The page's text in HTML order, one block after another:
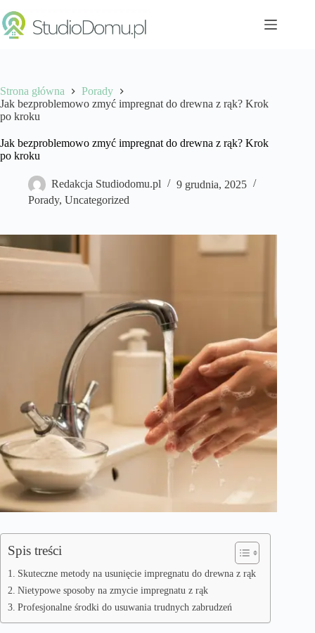
do
treści
Strona główna
Porady
Jak bezproblemowo zmyć impregnat do drewna z rąk? Krok
po kroku
Jak bezproblemowo zmyć impregnat do drewna z rąk? Krok
po kroku
Redakcja Studiodomu.pl
9 grudnia, 2025
Porady, Uncategorized
Spis treści
Skuteczne metody na usunięcie impregnatu do drewna z rąk
Nietypowe sposoby na zmycie impregnatu z rąk
Profesjonalne środki do usuwania trudnych zabrudzeń